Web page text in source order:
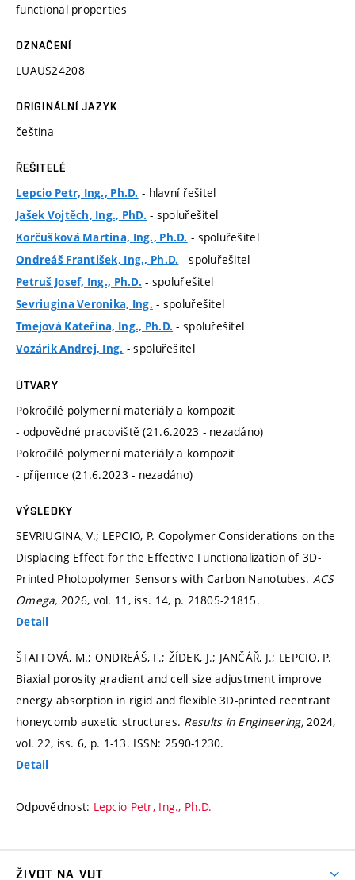
functional properties
OZNAČENÍ
LUAUS24208
ORIGINÁLNÍ JAZYK
čeština
ŘEŠITELÉ
Lepcio Petr, Ing., Ph.D. - hlavní řešitel
Jašek Vojtěch, Ing., PhD. - spoluřešitel
Korčušková Martina, Ing., Ph.D. - spoluřešitel
Ondreáš František, Ing., Ph.D. - spoluřešitel
Petruš Josef, Ing., Ph.D. - spoluřešitel
Sevriugina Veronika, Ing. - spoluřešitel
Tmejová Kateřina, Ing., Ph.D. - spoluřešitel
Vozárik Andrej, Ing. - spoluřešitel
ÚTVARY
Pokročilé polymerní materiály a kompozit
- odpovědné pracoviště (21.6.2023 - nezadáno)
Pokročilé polymerní materiály a kompozit
- příjemce (21.6.2023 - nezadáno)
VÝSLEDKY
SEVRIUGINA, V.; LEPCIO, P. Copolymer Considerations on the
Displacing Effect for the Effective Functionalization of 3D-
Printed Photopolymer Sensors with Carbon Nanotubes. ACS
Omega, 2026, vol. 11, iss. 14, p. 21805-21815.
Detail
ŠTAFFOVÁ, M.; ONDREÁŠ, F.; ŽÍDEK, J.; JANČÁŘ, J.; LEPCIO, P.
Biaxial porosity gradient and cell size adjustment improve
energy absorption in rigid and flexible 3D-printed reentrant
honeycomb auxetic structures. Results in Engineering,2024,
vol. 22, iss. 6, p. 1-13. ISSN: 2590-1230.
Detail
Odpovědnost: Lepcio Petr, Ing., Ph.D.
ŽIVOT NA VUT